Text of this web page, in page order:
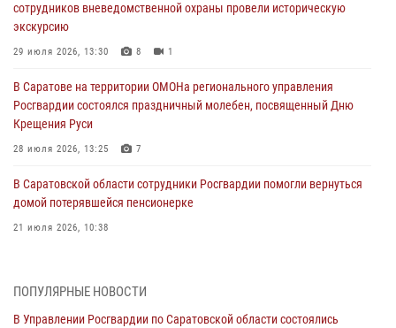
сотрудников вневедомственной охраны провели историческую
экскурсию
29 июля 2026, 13:30 8 1
В Саратове на территории ОМОНа регионального управления
Росгвардии состоялся праздничный молебен, посвященный Дню
Крещения Руси
28 июля 2026, 13:25 7
В Саратовской области сотрудники Росгвардии помогли вернуться
домой потерявшейся пенсионерке
21 июля 2026, 10:38
вневедомственной охраны и вручения ключей от новых
автомобилей для подразделений лицензионно-разрешительной
ПОПУЛЯРНЫЕ НОВОСТИ
В Управлении Росгвардии по Саратовской области состоялись